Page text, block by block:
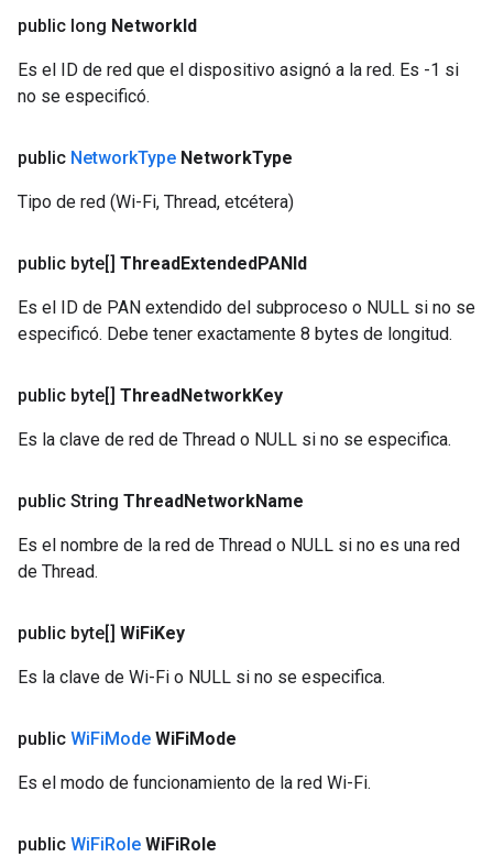
public long NetworkId
Es el ID de red que el dispositivo asignó a la red. Es -1 si
no se especificó.
public NetworkType NetworkType
Tipo de red (Wi-Fi, Thread, etcétera)
public byte[] ThreadExtendedPANId
Es el ID de PAN extendido del subproceso o NULL si no se
especificó. Debe tener exactamente 8 bytes de longitud.
public byte[] ThreadNetworkKey
Es la clave de red de Thread o NULL si no se especifica.
public String ThreadNetworkName
Es el nombre de la red de Thread o NULL si no es una red
de Thread.
public byte[] WiFiKey
Es la clave de Wi-Fi o NULL si no se especifica.
public WiFiMode WiFiMode
Es el modo de funcionamiento de la red Wi-Fi.
public WiFiRole WiFiRole